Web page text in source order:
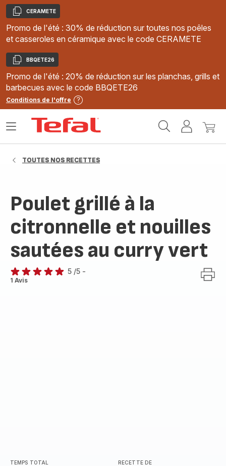
Copier
CERAMETE
Promo de l'été : 30% de réduction sur toutes nos poêles
et casseroles en céramique avec le code CERAMETE
Copier
BBQETE26
Promo de l'été : 20% de réduction sur les planchas, grills et
barbecues avec le code BBQETE26
Conditions de l'offre
MonMon
Ouvrir
TOUTES NOS RECETTES
Poulet grillé à la
citronnelle et nouilles
sautées au curry vert
Avis
5 /5 -
1 Avis
TEMPS TOTAL RECETTE DE